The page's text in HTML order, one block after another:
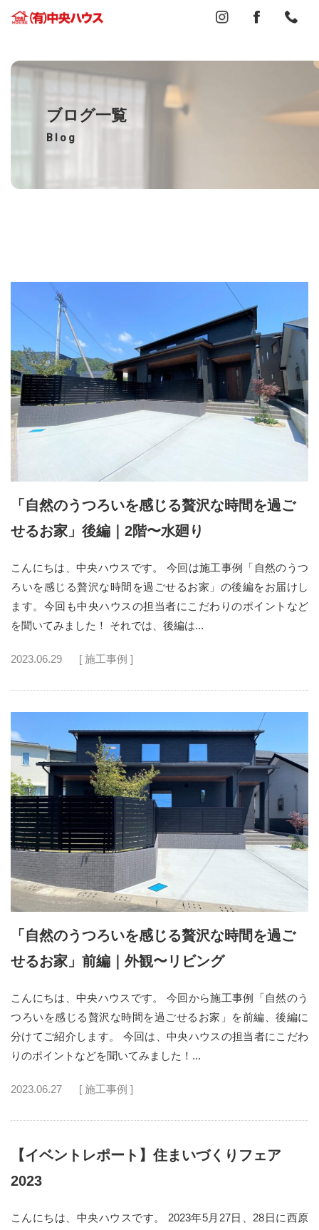
ブログ一覧
Blog
「自然のうつろいを感じる贅沢な時間を過ご
せるお家」後編｜2階〜水廻り
こんにちは、中央ハウスです。 今回は施工事例「自然のうつ
ろいを感じる贅沢な時間を過ごせるお家」の後編をお届けし
ます。今回も中央ハウスの担当者にこだわりのポイントなど
を聞いてみました！ それでは、後編は...
2023.06.29 [ 施工事例 ]
「自然のうつろいを感じる贅沢な時間を過ご
せるお家」前編｜外観〜リビング
こんにちは、中央ハウスです。 今回から施工事例「自然のう
つろいを感じる贅沢な時間を過ごせるお家」を前編、後編に
分けてご紹介します。 今回は、中央ハウスの担当者にこだわ
りのポイントなどを聞いてみました！...
2023.06.27 [ 施工事例 ]
【イベントレポート】住まいづくりフェア
2023
こんにちは、中央ハウスです。 2023年5月27日、28日に西原